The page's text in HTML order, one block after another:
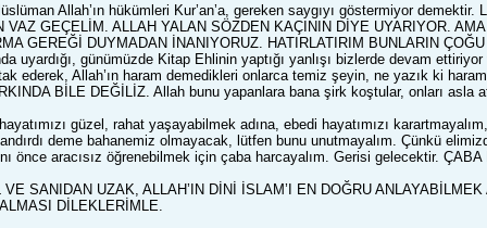
Allah’ın hükümleri Kur’an’a, gereken saygıyı göstermiyor demektir.
VAZ GEÇELİM. ALLAH YALAN SÖZDEN KAÇININ DİYE UYARIYOR.
GEREĞİ DUYMADAN İNANIYORUZ. HATIRLATIRIM BUNLARIN
uyardığı, günümüzde Kitap Ehlinin yaptığı yanlışı bizlerde devam ettiriyor
ederek, Allah’ın haram demedikleri onlarca temiz şeyin, ne yazık ki
BİLE DEĞİLİZ. Allah bunu yapanlara bana şirk koştular, onları asla
güzel, rahat yaşayabilmek adına, ebedi hayatımızı
deme bahanemiz olmayacak, lütfen bunu unutmayalım. Çünkü
önce aracısız öğrenebilmek için çaba harcayalım. Gerisi gelecektir.
VE SANIDAN UZAK, ALLAH’IN DİNİ İSLAM’I EN DOĞRU
DİLEKLERİMLE.